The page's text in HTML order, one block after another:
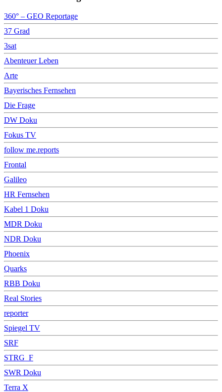
360° – GEO Reportage
37 Grad
3sat
Abenteuer Leben
Arte
Bayerisches Fernsehen
Die Frage
DW Doku
Fokus TV
follow me.reports
Frontal
Galileo
HR Fernsehen
Kabel 1 Doku
MDR Doku
NDR Doku
Phoenix
Quarks
RBB Doku
Real Stories
reporter
Spiegel TV
SRF
STRG_F
SWR Doku
Terra X